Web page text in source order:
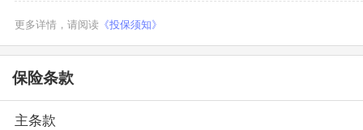
更多详情，请阅读《投保须知》
保险条款
主条款